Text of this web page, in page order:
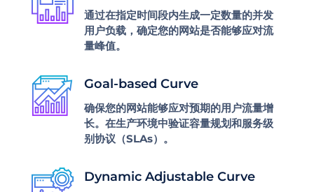
通过在指定时间段内生成一定数量的并发
用户负载，确定您的网站是否能够应对流
量峰值。
Goal-based Curve
确保您的网站能够应对预期的用户流量增
长。在生产环境中验证容量规划和服务级
别协议（SLAs）。
Dynamic Adjustable Curve